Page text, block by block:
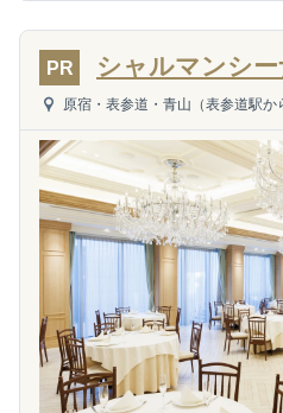
PR シャルマンシ
原宿・表参道・青山（表参道駅か